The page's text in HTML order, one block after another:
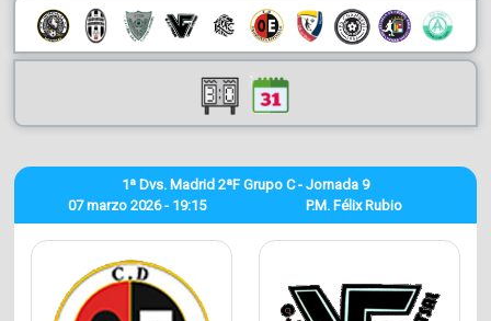
07 marzo 2026 - 19:15
1ª Dvs. Madrid 2ªF Grupo C - Jornada 9
P.M. Félix Rubio